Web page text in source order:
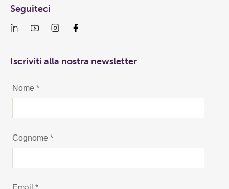
Seguiteci
Iscriviti alla nostra newsletter